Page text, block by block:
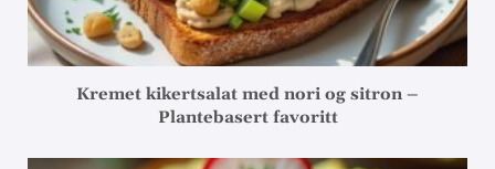
Kremet kikertsalat med nori og sitron –
Plantebasert favoritt